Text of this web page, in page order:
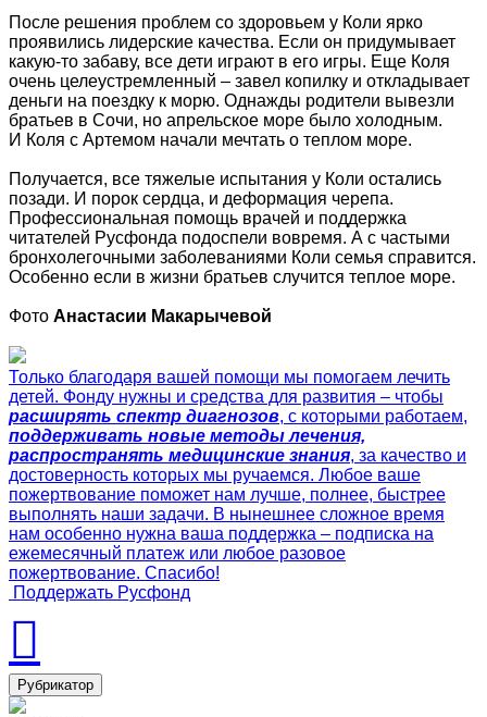
После решения проблем со здоровьем у Коли ярко
проявились лидерские качества. Если он придумывает
какую-то забаву, все дети играют в его игры. Еще Коля
очень целеустремленный – завел копилку и откладывает
деньги на поездку к морю. Однажды родители вывезли
братьев в Сочи, но апрельское море было холодным.
И Коля с Артемом начали мечтать о теплом море.
Получается, все тяжелые испытания у Коли остались
позади. И порок сердца, и деформация черепа.
Профессиональная помощь врачей и поддержка
читателей Русфонда подоспели вовремя. А с частыми
бронхолегочными заболеваниями Коли семья справится.
Особенно если в жизни братьев случится теплое море.
Фото Анастасии Макарычевой
Только благодаря вашей помощи мы помогаем лечить
детей. Фонду нужны и средства для развития – чтобы
расширять спектр диагнозов, с которыми работаем,
поддерживать новые методы лечения,
распространять медицинские знания, за качество и
достоверность которых мы ручаемся. Любое ваше
пожертвование поможет нам лучше, полнее, быстрее
выполнять наши задачи. В нынешнее сложное время
нам особенно нужна ваша поддержка – подписка на
ежемесячный платеж или любое разовое
пожертвование. Спасибо!
Поддержать Русфонд
Рубрикатор